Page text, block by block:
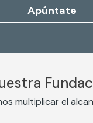
Apúntate
multiplicar el